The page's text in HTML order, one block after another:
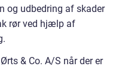
og udbedring af skader
rør ved hjælp af
& Co. A/S når der er